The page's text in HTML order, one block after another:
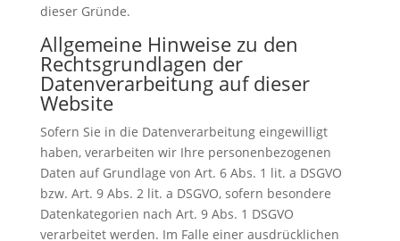
dieser Gründe.
Allgemeine Hinweise zu den
Rechtsgrundlagen der
Datenverarbeitung auf dieser
Website
Sofern Sie in die Datenverarbeitung eingewilligt
haben, verarbeiten wir Ihre personenbezogenen
Daten auf Grundlage von Art. 6 Abs. 1 lit. a DSGVO
bzw. Art. 9 Abs. 2 lit. a DSGVO, sofern besondere
Datenkategorien nach Art. 9 Abs. 1 DSGVO
verarbeitet werden. Im Falle einer ausdrücklichen